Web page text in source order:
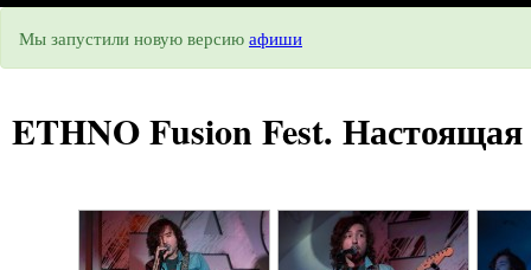
Мы запустили новую версию афиши
ETHNO Fusion Fest.